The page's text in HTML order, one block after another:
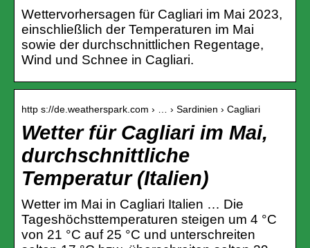
Wettervorhersagen für Cagliari im Mai 2023,
einschließlich der Temperaturen im Mai
sowie der durchschnittlichen Regentage,
Wind und Schnee in Cagliari.
http s://de.weatherspark.com › … › Sardinien › Cagliari
Wetter für Cagliari im Mai,
durchschnittliche
Temperatur (Italien)
Wetter im Mai in Cagliari Italien … Die
Tageshöchsttemperaturen steigen um 4 °C
von 21 °C auf 25 °C und unterschreiten